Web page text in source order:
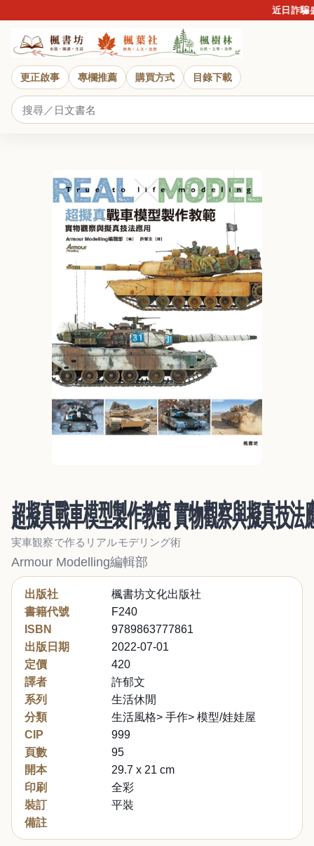
近日詐騙盛行
更正啟事 專欄推薦 購買方式 目錄下載
超擬真戰車模型製作教範 實物觀察與擬真技法
実車観察で作るリアルモデリング術
Armour Modelling編輯部
出版社
楓書坊文化出版社
書籍代號
F240
ISBN
9789863777861
出版日期
2022-07-01
定價
420
譯者
許郁文
系列
生活休閒
分類
生活風格> 手作> 模型/娃娃屋
CIP
999
頁數
95
開本
29.7 x 21 cm
印刷
全彩
裝訂
平裝
備註